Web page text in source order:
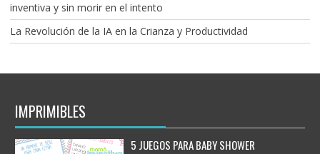
inventiva y sin morir en el intento
La Revolución de la IA en la Crianza y Productividad
IMPRIMIBLES
5 JUEGOS PARA BABY SHOWER